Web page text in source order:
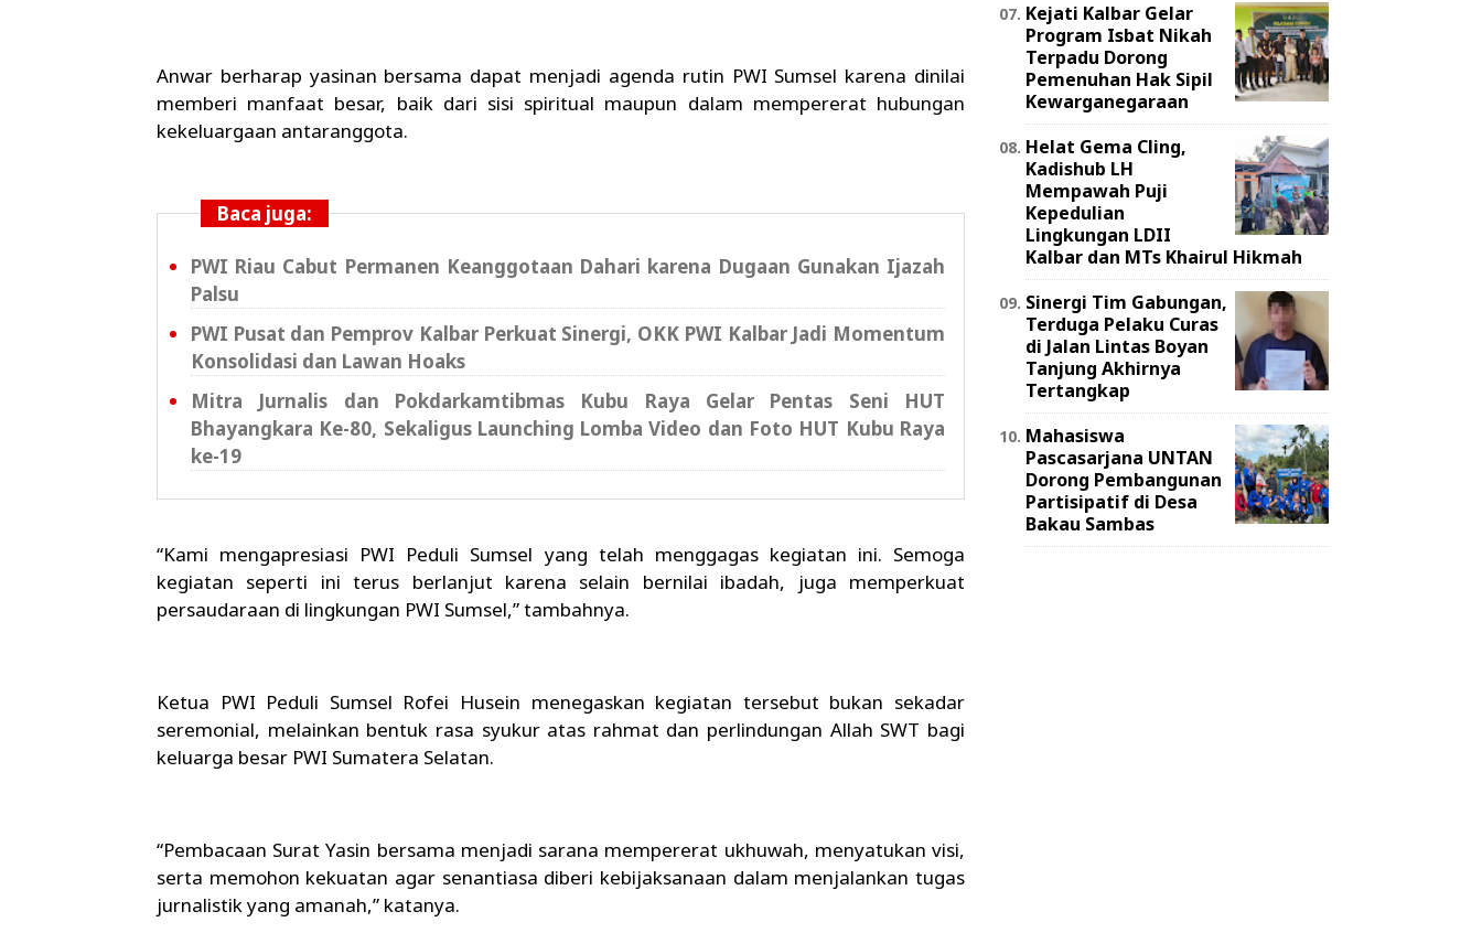
Anwar berharap yasinan bersama dapat menjadi agenda rutin PWI Sumsel karena dinilai
memberi manfaat besar, baik dari sisi spiritual maupun dalam mempererat hubungan
kekeluargaan antaranggota.
Baca juga:
PWI Riau Cabut Permanen Keanggotaan Dahari karena Dugaan Gunakan Ijazah
Palsu
PWI Pusat dan Pemprov Kalbar Perkuat Sinergi, OKK PWI Kalbar Jadi Momentum
Konsolidasi dan Lawan Hoaks
Mitra Jurnalis dan Pokdarkamtibmas Kubu Raya Gelar Pentas Seni HUT
Bhayangkara Ke-80, Sekaligus Launching Lomba Video dan Foto HUT Kubu Raya
ke-19
“Kami mengapresiasi PWI Peduli Sumsel yang telah menggagas kegiatan ini. Semoga
kegiatan seperti ini terus berlanjut karena selain bernilai ibadah, juga memperkuat
persaudaraan di lingkungan PWI Sumsel,” tambahnya.
Ketua PWI Peduli Sumsel Rofei Husein menegaskan kegiatan tersebut bukan sekadar
seremonial, melainkan bentuk rasa syukur atas rahmat dan perlindungan Allah SWT bagi
keluarga besar PWI Sumatera Selatan.
“Pembacaan Surat Yasin bersama menjadi sarana mempererat ukhuwah, menyatukan visi,
serta memohon kekuatan agar senantiasa diberi kebijaksanaan dalam menjalankan tugas
jurnalistik yang amanah,” katanya.
Kejati Kalbar Gelar
Program Isbat Nikah
Terpadu Dorong
Pemenuhan Hak Sipil
Kewarganegaraan
Helat Gema Cling,
Kadishub LH
Mempawah Puji
Kepedulian
Lingkungan LDII
Kalbar dan MTs Khairul Hikmah
Sinergi Tim Gabungan,
Terduga Pelaku Curas
di Jalan Lintas Boyan
Tanjung Akhirnya
Tertangkap
Mahasiswa
Pascasarjana UNTAN
Dorong Pembangunan
Partisipatif di Desa
Bakau Sambas